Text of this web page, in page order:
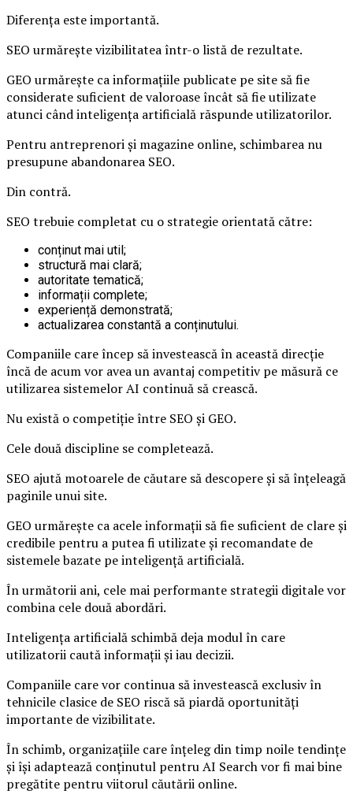
Diferența este importantă.
SEO urmărește vizibilitatea într-o listă de rezultate.
GEO urmărește ca informațiile publicate pe site să fie
considerate suficient de valoroase încât să fie utilizate
atunci când inteligența artificială răspunde utilizatorilor.
Pentru antreprenori și magazine online, schimbarea nu
presupune abandonarea SEO.
Din contră.
SEO trebuie completat cu o strategie orientată către:
conținut mai util;
structură mai clară;
autoritate tematică;
informații complete;
experiență demonstrată;
actualizarea constantă a conținutului.
Companiile care încep să investească în această direcție
încă de acum vor avea un avantaj competitiv pe măsură ce
utilizarea sistemelor AI continuă să crească.
Nu există o competiție între SEO și GEO.
Cele două discipline se completează.
SEO ajută motoarele de căutare să descopere și să înțeleagă
paginile unui site.
GEO urmărește ca acele informații să fie suficient de clare și
credibile pentru a putea fi utilizate și recomandate de
sistemele bazate pe inteligență artificială.
În următorii ani, cele mai performante strategii digitale vor
combina cele două abordări.
Inteligența artificială schimbă deja modul în care
utilizatorii caută informații și iau decizii.
Companiile care vor continua să investească exclusiv în
tehnicile clasice de SEO riscă să piardă oportunități
importante de vizibilitate.
În schimb, organizațiile care înțeleg din timp noile tendințe
și își adaptează conținutul pentru AI Search vor fi mai bine
pregătite pentru viitorul căutării online.